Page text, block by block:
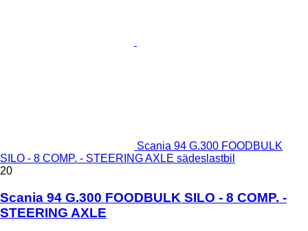
Scania 94 G.300 FOODBULK
SILO - 8 COMP. - STEERING AXLE sädeslastbil
20
Scania 94 G.300 FOODBULK SILO - 8 COMP. -
STEERING AXLE